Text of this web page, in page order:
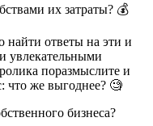
их затраты? 💰
ответы на эти и
увлекательными
поразмыслите и
что же выгоднее? 🧐
бизнеса?